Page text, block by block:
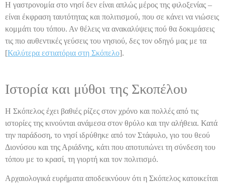
Η γαστρονομία στο νησί δεν είναι απλώς μέρος της φιλοξενίας –
είναι έκφραση ταυτότητας και πολιτισμού, που σε κάνει να νιώσεις
κομμάτι του τόπου. Αν θέλεις να ανακαλύψεις πού θα δοκιμάσεις
τις πιο αυθεντικές γεύσεις του νησιού, δες τον οδηγό μας με τα
[Καλύτερα εστιατόρια στη Σκόπελο].
Ιστορία και μύθοι της Σκοπέλου
Η Σκόπελος έχει βαθιές ρίζες στον χρόνο και πολλές από τις
ιστορίες της κινούνται ανάμεσα στον θρύλο και την αλήθεια. Κατά
την παράδοση, το νησί ιδρύθηκε από τον Στάφυλο, γιο του θεού
Διονύσου και της Αριάδνης, κάτι που αποτυπώνει τη σύνδεση του
τόπου με το κρασί, τη γιορτή και τον πολιτισμό.
Αρχαιολογικά ευρήματα αποδεικνύουν ότι η Σκόπελος κατοικείται